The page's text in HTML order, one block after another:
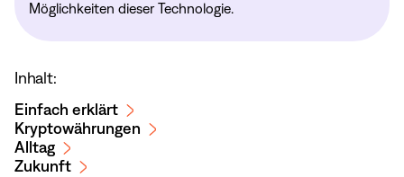
Inhalt:
Einfach erklärt
Kryptowährungen
Alltag
Zukunft
Möglichkeiten dieser Technologie.